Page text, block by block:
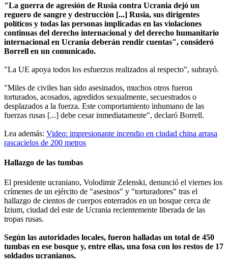
"La guerra de agresión de Rusia contra Ucrania dejó un
reguero de sangre y destrucción [...] Rusia, sus dirigentes
políticos y todas las personas implicadas en las violaciones
continuas del derecho internacional y del derecho humanitario
internacional en Ucrania deberán rendir cuentas", consideró
Borrell en un comunicado.
"La UE apoya todos los esfuerzos realizados al respecto", subrayó.
"Miles de civiles han sido asesinados, muchos otros fueron
torturados, acosados, agredidos sexualmente, secuestrados o
desplazados a la fuerza. Este comportamiento inhumano de las
fuerzas rusas [...] debe cesar inmediatamente", declaró Borrell.
Lea además: Video: impresionante incendio en ciudad china arrasa
rascacielos de 200 metros
Hallazgo de las tumbas
El presidente ucraniano, Volodimir Zelenski, denunció el viernes los
crímenes de un ejército de "asesinos" y "torturadores" tras el
hallazgo de cientos de cuerpos enterrados en un bosque cerca de
Izium, ciudad del este de Ucrania recientemente liberada de las
tropas rusas.
Según las autoridades locales, fueron halladas un total de 450
tumbas en ese bosque y, entre ellas, una fosa con los restos de 17
soldados ucranianos.